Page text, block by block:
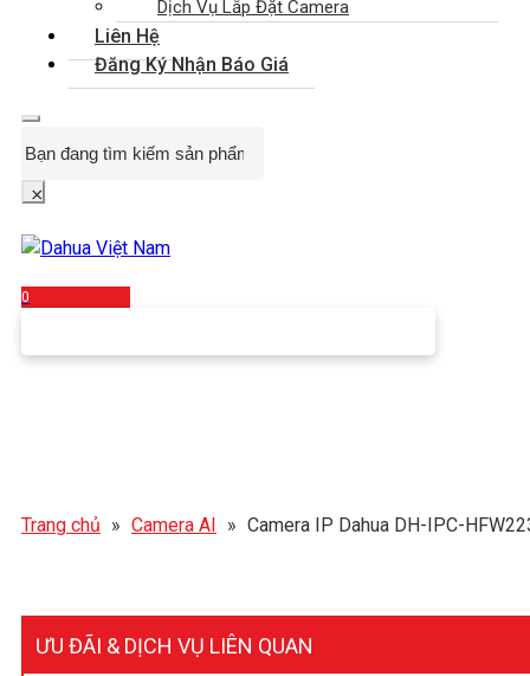
Dịch Vụ Lắp Đặt Camera
Liên Hệ
Đăng Ký Nhận Báo Giá
×
0
Trang chủ » Camera AI » Camera IP Dahua DH-IPC-
ƯU ĐÃI & DỊCH VỤ LIÊN QUAN